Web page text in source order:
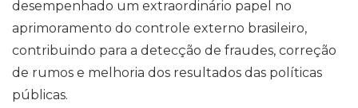
desempenhado um extraordinário papel no
aprimoramento do controle externo brasileiro,
contribuindo para a detecção de fraudes, correção
de rumos e melhoria dos resultados das políticas
públicas.